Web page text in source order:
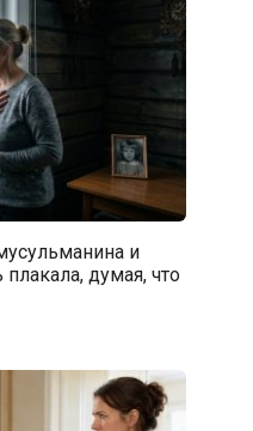
и
думая, что